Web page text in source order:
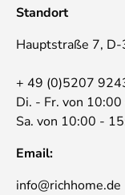
Standort
Hauptstraße 7,
+ 49 (0)5207
Di. - Fr. von
Sa. von 10:00 -
Email:
info@richhome.de